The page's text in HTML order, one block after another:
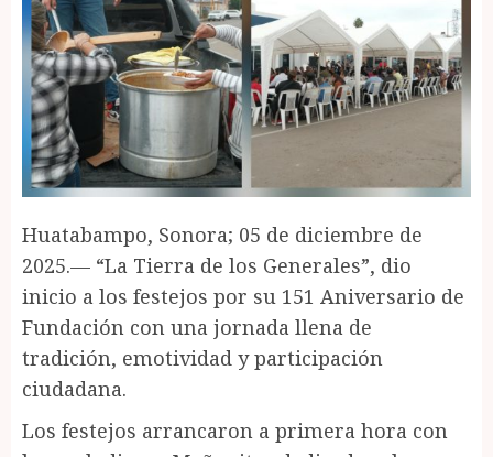
Huatabampo, Sonora; 05 de diciembre de
2025.— “La Tierra de los Generales”, dio
inicio a los festejos por su 151 Aniversario de
Fundación con una jornada llena de
tradición, emotividad y participación
ciudadana.
Los festejos arrancaron a primera hora con